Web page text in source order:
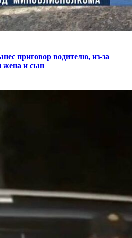
приговор водителю, из-за
жена и сын